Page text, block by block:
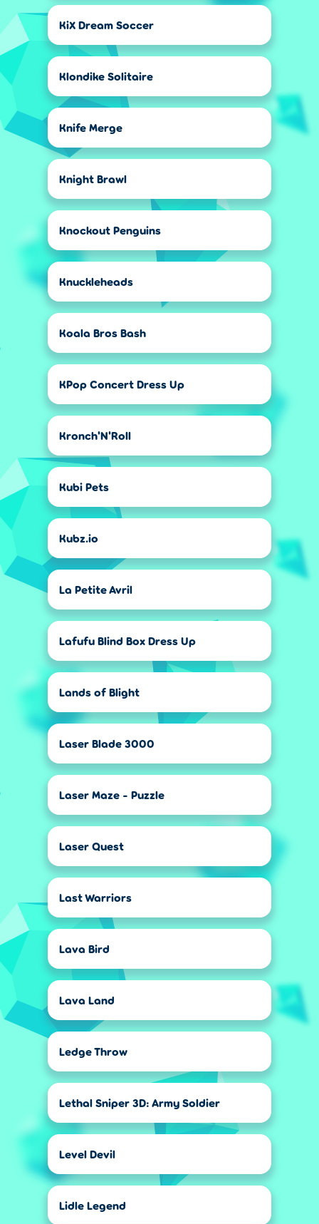
KiX Dream Soccer
Klondike Solitaire
Knife Merge
Knight Brawl
Knockout Penguins
Knuckleheads
Koala Bros Bash
KPop Concert Dress Up
Kronch'N'Roll
Kubi Pets
Kubz.io
La Petite Avril
Lafufu Blind Box Dress Up
Lands of Blight
Laser Blade 3000
Laser Maze - Puzzle
Laser Quest
Last Warriors
Lava Bird
Lava Land
Ledge Throw
Lethal Sniper 3D: Army Soldier
Level Devil
Lidle Legend